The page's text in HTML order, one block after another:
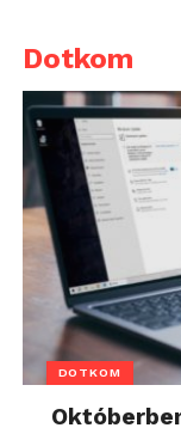
Dotkom
DOTKOM